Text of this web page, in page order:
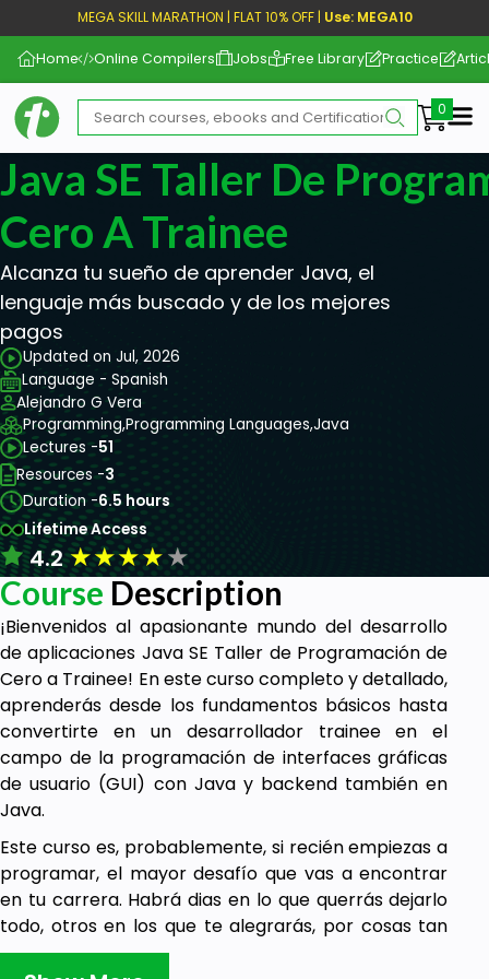
MEGA SKILL MARATHON | FLAT 10% OFF | Use: MEGA10
Home Online Compilers Jobs Free Library Practice
Java SE Taller De
Cero A Trainee
Alcanza tu sueño de aprender Java, el
lenguaje más buscado y de los mejores
pagos
Updated on Jul, 2026
Language - Spanish
Alejandro G Vera
Programming,Programming Languages,Java
Lectures -51
Resources -3
Duration -6.5 hours
Lifetime Access
4.2★★★★★
Course Description
¡Bienvenidos al apasionante mundo del desarrollo
de aplicaciones Java SE Taller de Programación de
Cero a Trainee! En este curso completo y detallado,
aprenderás desde los fundamentos básicos hasta
convertirte en un desarrollador trainee en el
campo de la programación de interfaces gráficas
de usuario (GUI) con Java y backend también en
Java.
Este curso es, probablemente, si recién empiezas a
programar, el mayor desafío que vas a encontrar
en tu carrera. Habrá dias en lo que querrás dejarlo
todo, otros en los que te alegrarás, por cosas tan
simples como que Java te muestre un cuadrado